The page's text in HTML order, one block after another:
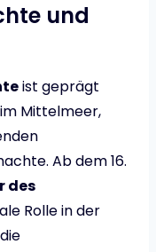
und
ist geprägt
Mittelmeer,
Ab dem 16.
des
Rolle in der